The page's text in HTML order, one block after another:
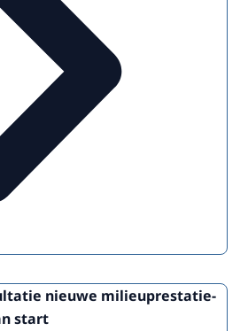
nieuwe milieuprestatie-
start